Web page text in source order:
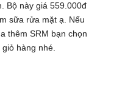
Bộ này giá 559.000đ
sữa rửa mặt ạ. Nếu
thêm SRM bạn chọn
hàng nhé.